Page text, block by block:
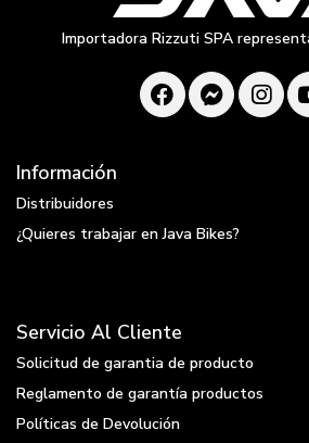
Importadora Rizzuti SPA
Información
Distribuidores
¿Quieres trabajar en Java Bikes?
Servicio Al Cliente
Solicitud de garantia de producto
Reglamento de garantía productos
Políticas de Devolución